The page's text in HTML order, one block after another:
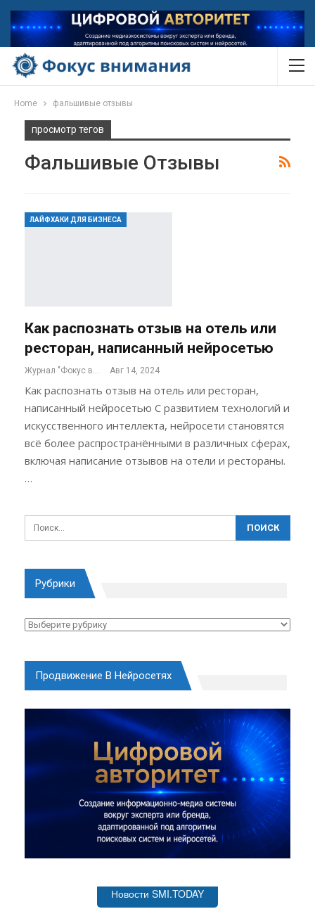
Home фальшивые отзывы
просмотр тегов
Фальшивые Отзывы
ЛАЙФХАКИ ДЛЯ БИЗНЕСА
Как распознать отзыв на отель или
ресторан, написанный нейросетью
Журнал "Фокус внимания" Авг 14, 2024
Как распознать отзыв на отель или ресторан,
написанный нейросетью С развитием технологий и
искусственного интеллекта, нейросети становятся
всё более распространёнными в различных сферах,
включая написание отзывов на отели и рестораны.
…
Рубрики
Рубрики
Продвижение В Нейросетях